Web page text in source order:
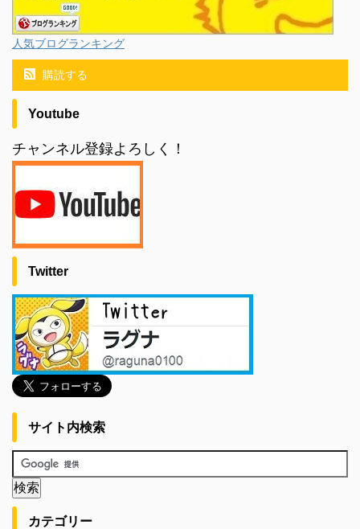
人気ブログランキング
購読する
Youtube
チャンネル登録よろしく！
Twitter
サイト内検索
カテゴリー